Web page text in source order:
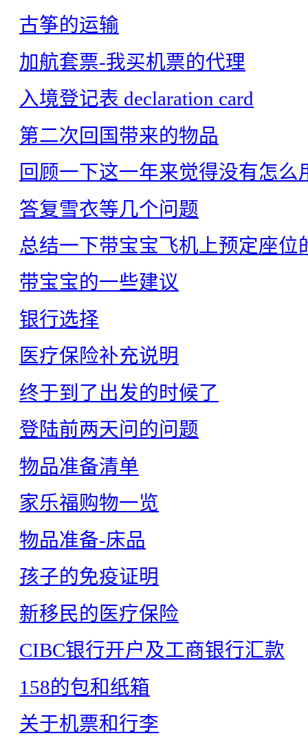
古筝的运输
加航套票-我买机票的代理
入境登记表 declaration card
第二次回国带来的物品
回顾一下这一年来觉得没有怎么
答复雪衣等几个问题
总结一下带宝宝飞机上预定座位
带宝宝的一些建议
银行选择
医疗保险补充说明
终于到了出发的时候了
登陆前两天问的问题
物品准备清单
家乐福购物一览
物品准备-床品
孩子的免疫证明
新移民的医疗保险
CIBC银行开户及工商银行汇款
158的包和纸箱
关于机票和行李